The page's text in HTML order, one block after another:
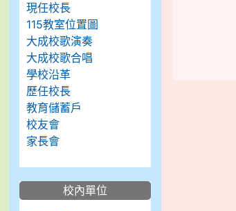
現任校長
115教室位置圖
大成校歌演奏
大成校歌合唱
學校沿革
歷任校長
教育儲蓄戶
校友會
家長會
校內單位